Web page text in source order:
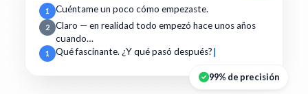
1 Cuéntame un poco cómo empezaste.
2
Claro — en realidad todo empezó hace unos años
cuando…
1 Qué fascinante. ¿Y qué pasó después?
99% de precisión